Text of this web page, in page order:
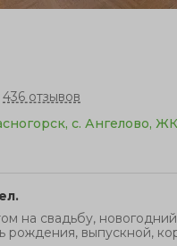
436 отзывов
с. Ангелово,
на свадьбу, новогодний
рождения, выпускной,